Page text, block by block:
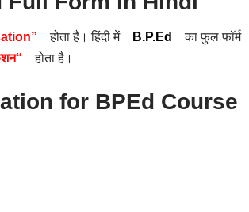
होता है। हिंदी में B.P.Ed
का फुल फॉर्म
होता है।
for BPEd Course